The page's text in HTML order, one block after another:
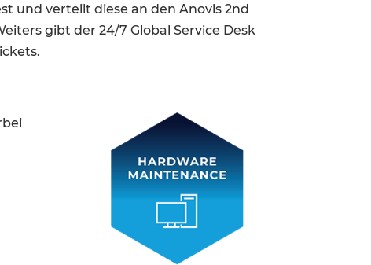
und verteilt diese an den Anovis 2nd
gibt der 24/7 Global Service Desk